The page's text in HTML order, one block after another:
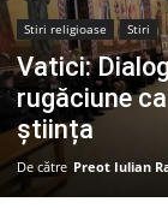
Stiri religioase Stiri
Vatici:
rugăciune
știința
De către Preot Iulian